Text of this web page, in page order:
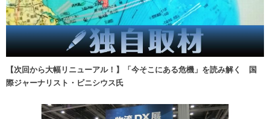
【次回から大幅リニューアル！】「今そこにある危機」を読み解く 国
際ジャーナリスト・ビニシウス氏